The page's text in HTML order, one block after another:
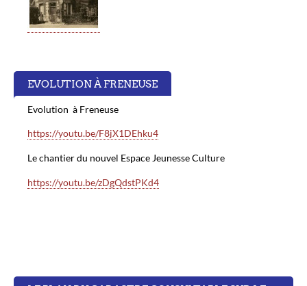
EVOLUTION À FRENEUSE
Evolution à Freneuse
https://youtu.be/F8jX1DEhku4
Le chantier du nouvel Espace Jeunesse Culture
https://youtu.be/zDgQdstPKd4